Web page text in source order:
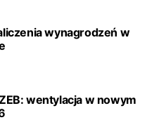
wynagrodzeń w
wentylacja w nowym